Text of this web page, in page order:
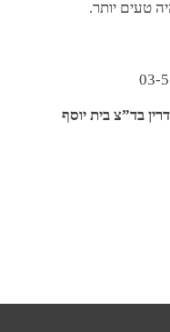
טעים יותר.
בד”צ בית יוסף